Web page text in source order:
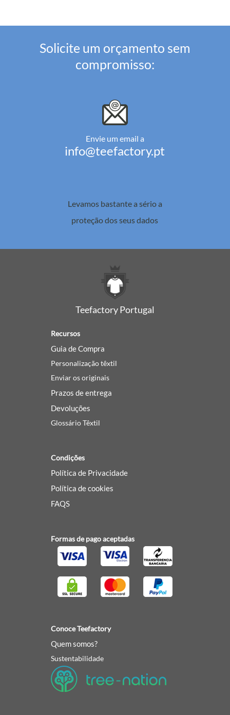
Solicite um orçamento sem
compromisso:
Envie um email a
info@teefactory.pt
Levamos bastante a sério a
proteção dos seus dados
Teefactory Portugal
Recursos
Guia de Compra
Personalização têxtil
Enviar os originais
Prazos de entrega
Devoluções
Glossário Têxtil
Condições
Política de Privacidade
Política de cookies
FAQS
Formas de pago aceptadas
Conoce Teefactory
Quem somos?
Sustentabilidade